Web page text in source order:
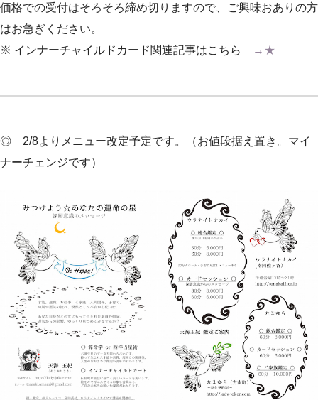
価格での受付はそろそろ締め切りますので、ご興味おありの方
はお急ぎください。
※ インナーチャイルドカード関連記事はこちら
→★
◎ 2/8よりメニュー改定予定です。（お値段据え置き。マイ
ナーチェンジです）